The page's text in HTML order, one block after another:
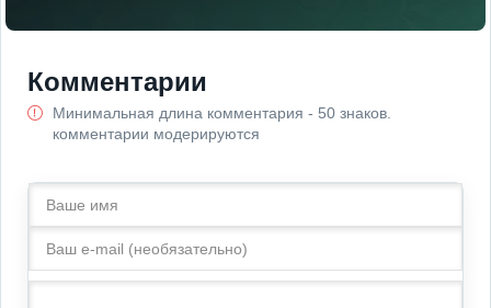
Комментарии
Минимальная длина комментария - 50 знаков.
комментарии модерируются